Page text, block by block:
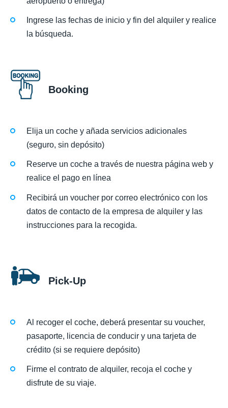
Ingrese las fechas de inicio y fin del alquiler y realice
la búsqueda.
Booking
Elija un coche y añada servicios adicionales
(seguro, sin depósito)
Reserve un coche a través de nuestra página web y
realice el pago en línea
Recibirá un voucher por correo electrónico con los
datos de contacto de la empresa de alquiler y las
instrucciones para la recogida.
Pick-Up
Al recoger el coche, deberá presentar su voucher,
pasaporte, licencia de conducir y una tarjeta de
crédito (si se requiere depósito)
Firme el contrato de alquiler, recoja el coche y
disfrute de su viaje.